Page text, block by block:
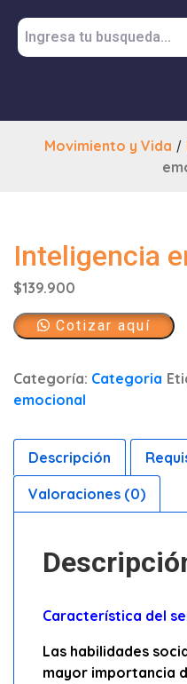
Movimiento y Vida /
Inteligencia
$139.900
Cotizar aquí
Categoría: Categoria
emocional
Descripción
Valoraciones (0)
Característica del
​Las habilidades
mayor importancia